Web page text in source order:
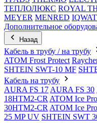
ТЕПЛОЛЮКС ROYAL
MEYER MENRED
Дополнительное
Назад
Кабель в трубу / на трубу
ATOM Frost Protect
SHTEIN SWT-10 MF
Кабель на трубу
AURA FS 17 AURA FS 30
18HTM2-CR ATOM Ice
30HTM2-CR ATOM Ice
25 MP UV SHTEIN SWT